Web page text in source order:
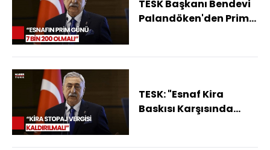
TESK Başkanı Bendevi
Palandöken'den Prim
TESK: "Esnaf Kira
Baskısı Karşısında